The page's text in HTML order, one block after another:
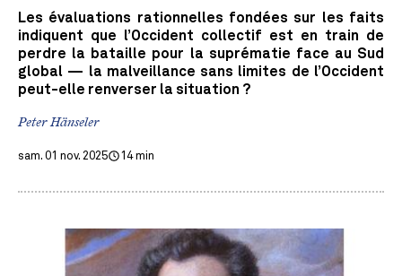
Les évaluations rationnelles fondées sur les faits
indiquent que l’Occident collectif est en train de
perdre la bataille pour la suprématie face au Sud
global — la malveillance sans limites de l’Occident
peut-elle renverser la situation ?
Peter Hänseler
sam. 01 nov. 2025 14 min